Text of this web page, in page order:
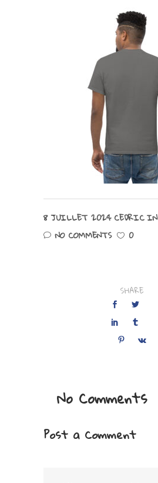
8 JUILLET 2024CEDRICIN
NO COMMENTS
0
SHARE
No Comments
Post a Comment